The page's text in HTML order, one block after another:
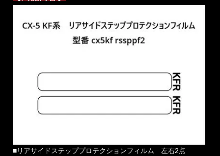
■リアサイドステッププロテクションフィルム 左右2点